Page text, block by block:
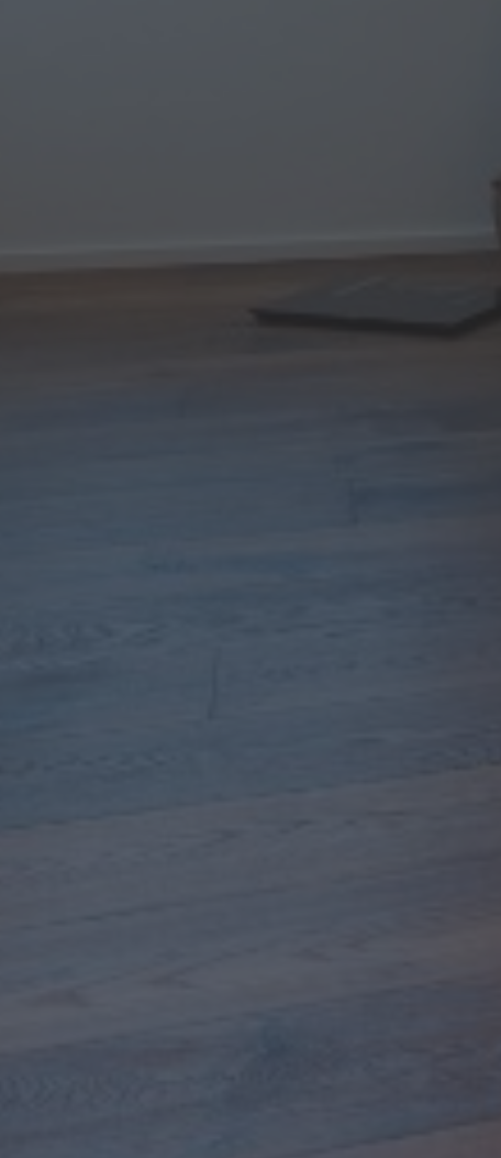
BEDARF
Türen, die wir in großer Auswahl und von
Ob klassische Zimmertüren,
für besondere Ansprüche oder auch
nicht nur durch Funktionalität,
überzeugen: Werfen Sie einen Blick auf
Sie sich auf Qualität ohne Kompromisse.